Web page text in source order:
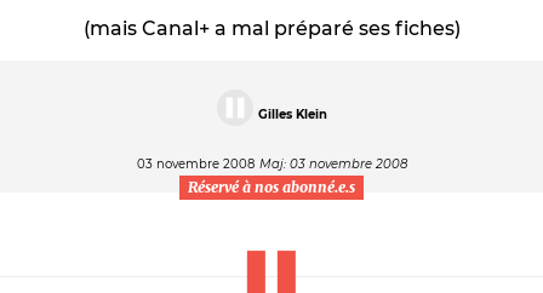
(mais Canal+ a mal préparé ses fiches)
Gilles Klein
03 novembre 2008 Maj: 03 novembre 2008
Réservé à nos abonné.e.s